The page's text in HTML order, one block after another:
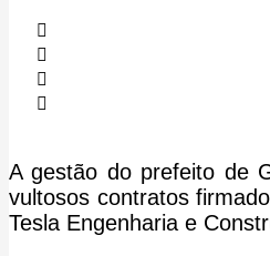
A gestão do prefeito de
vultosos contratos
Tesla Engenharia e